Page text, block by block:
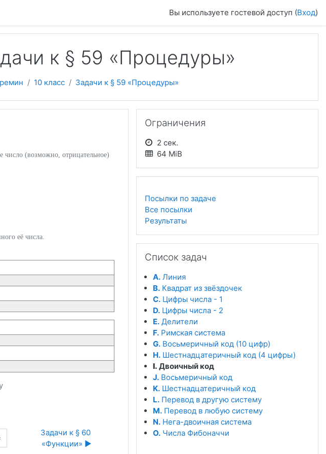
Вы используете гостевой доступ (Вход)
к § 59 «Процедуры»
10 класс Задачи к § 59 «Процедуры»
число (возможно, отрицательное)
её числа.
Задачи к § 60
«Функции» ▶︎
Ограничения
2 сек.
64 MiB
Посылки по задаче
Все посылки
Результаты
Список задач
A. Линия
B. Квадрат из звёздочек
C. Цифры числа - 1
D. Цифры числа - 2
E. Делители
F. Римская система
G. Восьмеричный код (10 цифр)
H. Шестнадцатеричный код (4 цифры)
I. Двоичный код
J. Восьмеричный код
K. Шестнадцатеричный код
L. Перевод в другую систему
M. Перевод в любую систему
N. Нега-двоичная система
O. Числа Фибоначчи